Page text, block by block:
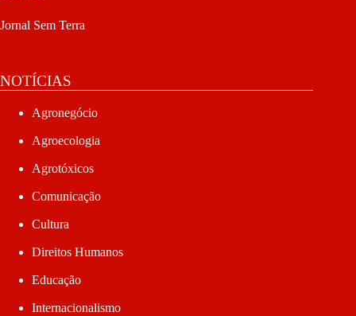
Jornal Sem Terra
NOTÍCIAS
Agronegócio
Agroecologia
Agrotóxicos
Comunicação
Cultura
Direitos Humanos
Educação
Internacionalismo